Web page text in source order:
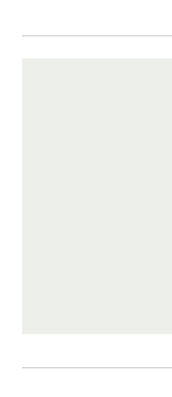
excelentes